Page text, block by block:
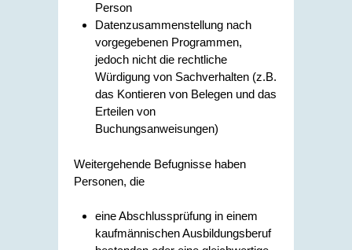
Person
Datenzusammenstellung nach
vorgegebenen Programmen,
jedoch nicht die rechtliche
Würdigung von Sachverhalten (z.B.
das Kontieren von Belegen und das
Erteilen von
Buchungsanweisungen)
Weitergehende Befugnisse haben
Personen, die
eine Abschlussprüfung in einem
kaufmännischen Ausbildungsberuf